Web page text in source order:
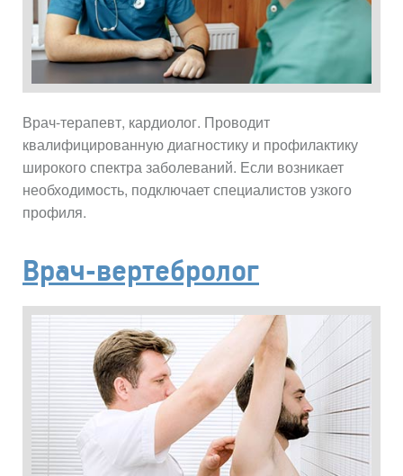
Врач-терапевт, кардиолог. Проводит
квалифицированную диагностику и профилактику
широкого спектра заболеваний. Если возникает
необходимость, подключает специалистов узкого
профиля.
Врач-вертебролог